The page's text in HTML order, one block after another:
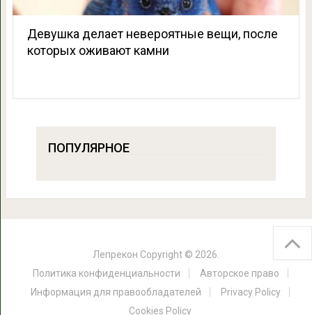
Девушка делает невероятные вещи, после
которых оживают камни
ПОПУЛЯРНОЕ
Лепрекон Copyright © 2026.
Политика конфиденциальности
Авторское право
Информация для правообладателей
Privacy Policy
Cookies Policy